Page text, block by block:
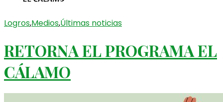
Logros,Medios,Últimas noticias
RETORNA EL PROGRAMA EL
CÁLAMO